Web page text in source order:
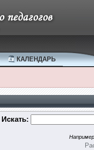
КАЛЕНДАРЬ
Искать: